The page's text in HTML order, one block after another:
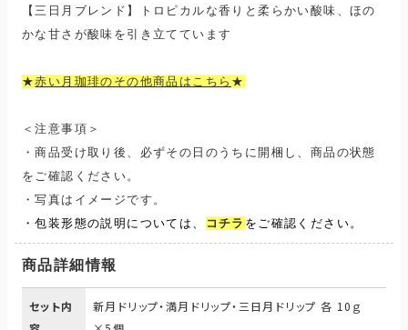
【三日月ブレンド】トロピカルな香りと柔らかい酸味、ほの
かな甘さが酸味を引き立てています
★赤い月珈琲のその他商品はこちら ★
＜注意事項＞
・商品受け取り後、必ずその日のうちに開梱し、商品の状態
をご確認ください。
・写真はイメージです。
・包装形態の説明については、
コチラ をご確認ください。
商品詳細情報
セット内
新月ドリップ・満月ドリップ・三日月ドリップ 各 10ｇ